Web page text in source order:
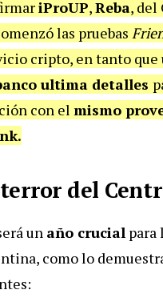
iProUP,Reba, del
las pruebas
cripto, en tanto que
ultima detalles
con el mismo
del
un año crucial para
como lo